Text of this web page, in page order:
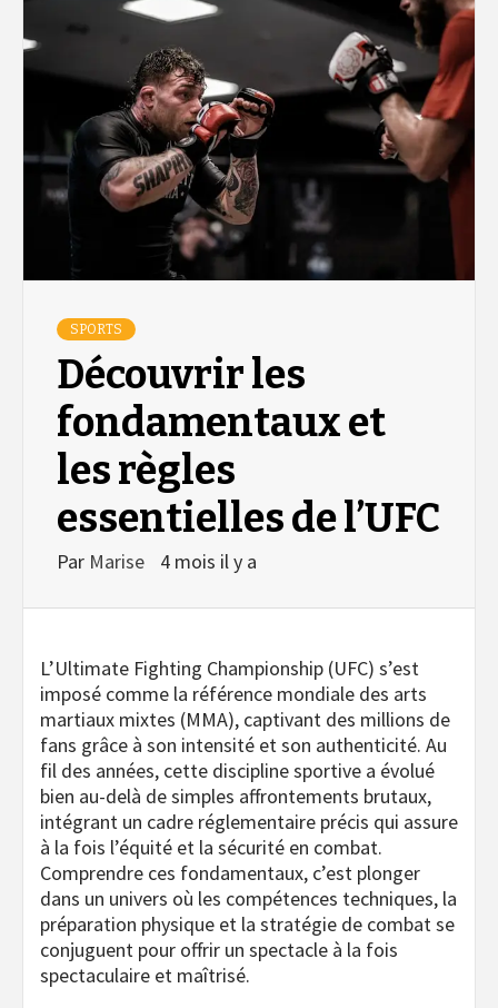
SPORTS
Découvrir les
fondamentaux et
les règles
essentielles de l’UFC
Par Marise 4 mois il y a
L’Ultimate Fighting Championship (UFC) s’est
imposé comme la référence mondiale des arts
martiaux mixtes (MMA), captivant des millions de
fans grâce à son intensité et son authenticité. Au
fil des années, cette discipline sportive a évolué
bien au-delà de simples affrontements brutaux,
intégrant un cadre réglementaire précis qui assure
à la fois l’équité et la sécurité en combat.
Comprendre ces fondamentaux, c’est plonger
dans un univers où les compétences techniques, la
préparation physique et la stratégie de combat se
conjuguent pour offrir un spectacle à la fois
spectaculaire et maîtrisé.